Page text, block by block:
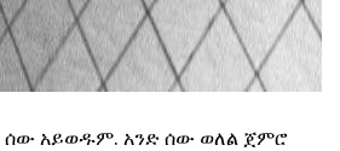
ሰው አይወዱም. አንድ ሰው ወለል ጀምሮ